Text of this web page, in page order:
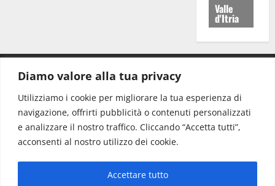
Diamo valore alla tua privacy
Utilizziamo i cookie per migliorare la tua esperienza di
navigazione, offrirti pubblicità o contenuti personalizzati
e analizzare il nostro traffico. Cliccando “Accetta tutti”,
acconsenti al nostro utilizzo dei cookie.
Accettare tutto
Valle
d'Itria
Redazione: redazione@www.martinasera.it
Direttore:direttore@www.martinasera.it
Info & Commerciale:info@www.martinasera.it